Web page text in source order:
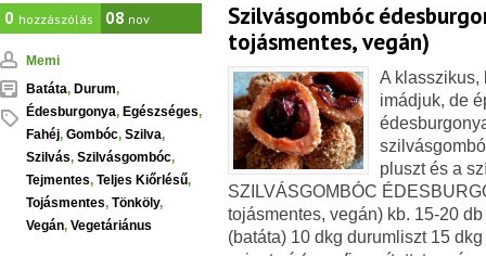
0 hozzászólás 08 nov
Memi
Batáta, Durum,
Édesburgonya, Egészséges,
Fahéj, Gombóc, Szilva,
Szilvás, Szilvásgombóc,
Tejmentes, Teljes Kiőrlésű,
Tojásmentes, Tönköly,
Vegán, Vegetáriánus
Szilvásgombóc
tojásmentes, vegán)
A klasszikus,
imádjuk, de
pluszt és a
SZILVÁSGOMBÓC
tojásmentes, vegán) kb. 15-20
(batáta) 10 dkg durumliszt 15